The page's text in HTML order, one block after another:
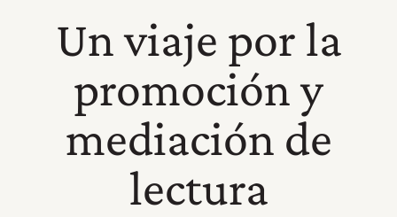
Un viaje por la
promoción y
mediación de
lectura